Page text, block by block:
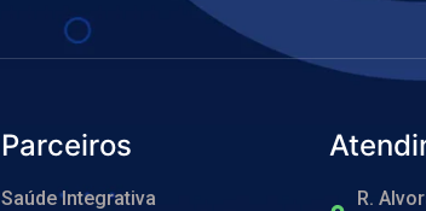
Parceiros
Saúde Integrativa
R.